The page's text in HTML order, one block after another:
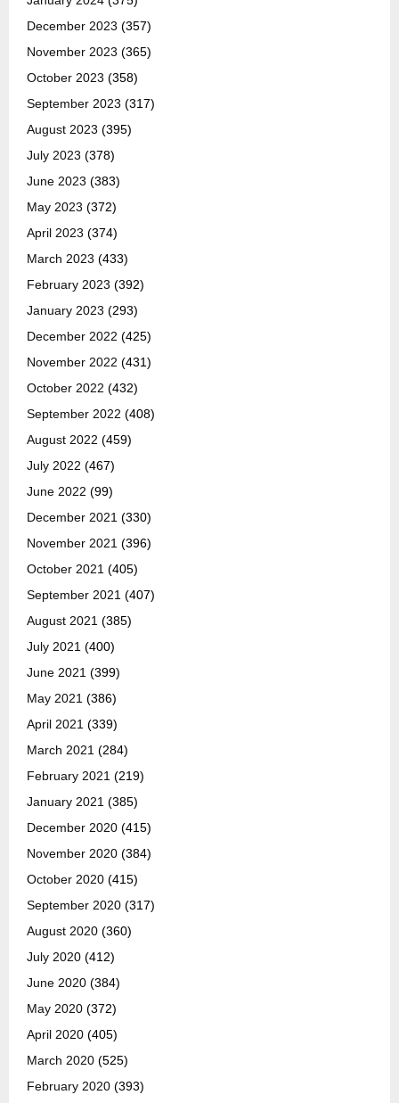
December 2023 (357)
November 2023 (365)
October 2023 (358)
September 2023 (317)
August 2023 (395)
July 2023 (378)
June 2023 (383)
May 2023 (372)
April 2023 (374)
March 2023 (433)
February 2023 (392)
January 2023 (293)
December 2022 (425)
November 2022 (431)
October 2022 (432)
September 2022 (408)
August 2022 (459)
July 2022 (467)
June 2022 (99)
December 2021 (330)
November 2021 (396)
October 2021 (405)
September 2021 (407)
August 2021 (385)
July 2021 (400)
June 2021 (399)
May 2021 (386)
April 2021 (339)
March 2021 (284)
February 2021 (219)
January 2021 (385)
December 2020 (415)
November 2020 (384)
October 2020 (415)
September 2020 (317)
August 2020 (360)
July 2020 (412)
June 2020 (384)
May 2020 (372)
April 2020 (405)
March 2020 (525)
February 2020 (393)